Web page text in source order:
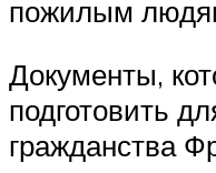
пожилым
Документы,
подготовить
гражданства